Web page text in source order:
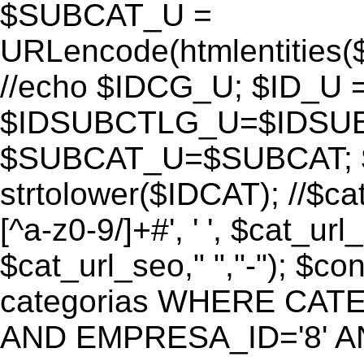
$SUBCAT_U =
//echo $IDCG_U; $ID_U
strtolower($IDCAT); //
[^a-z0-9/]+#', ' ',
$cat_url_seo," ","-");
categorias WHERE
AND EMPRESA_ID='8'